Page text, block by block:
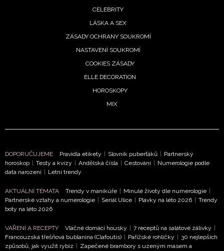
potvrzujete, že jste se seznámili se
Zásadami
ochrany soukromí
vyhodnocení akce a zasílání novinek.
informace od našich partnerů? Pokud souhlasíte se
zpracováním údajů k tomuto účelu podleZásad ochrany
soukromí BurdaMedia Extra s.r.o. , zaškrtněte toto pole.
CELEBRITY
LÁSKA A SEX
ZÁSADY OCHRANY SOUKROMÍ
NASTAVENÍ SOUKROMÍ
COOKIES ZÁSADY
ELLE DECORATION
HOROSKOPY
MIX
DOPORUČUJEME Pravidla etikety Slovník puberťáků
Partnerský
horoskop
Testy a kvízy Andělská čísla Cestování
Numerologie podle
data narození
Letní trendy
AKTUÁLNÍ TÉMATA Trendy v manikúře Minulé životy dle numerologie
Partnerské vztahy a numerologie
Seriál Ulice Plavky na léto 2026
Trendy
boty na léto 2026
VAŘENÍ A RECEPTY Vláčné domácí housky 7 receptů na salátové zálivky
Francouzská třešňová bublanina (Clafoutis)
Pařížské rohlíčky
30 nejlepších
způsobů, jak využít rybíz
Zapečené brambory s uzeným masem a